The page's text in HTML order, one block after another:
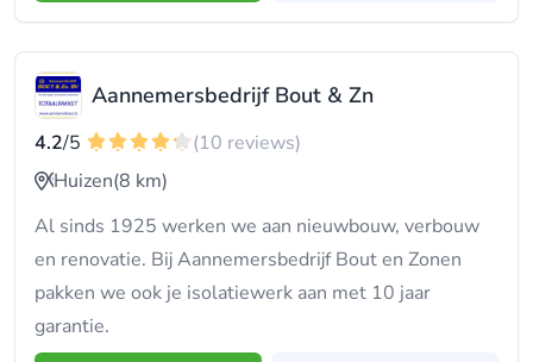
Aannemersbedrijf Bout & Zn
4.2/5
(10 reviews)
Huizen(8 km)
Al sinds 1925 werken we aan nieuwbouw, verbouw
en renovatie. Bij Aannemersbedrijf Bout en Zonen
pakken we ook je isolatiewerk aan met 10 jaar
garantie.